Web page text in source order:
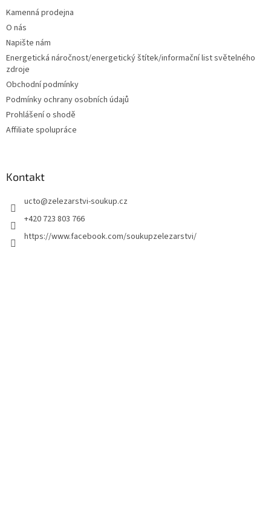
Kamenná prodejna
O nás
Napište nám
Energetická náročnost/energetický štítek/informační list světelného
zdroje
Obchodní podmínky
Podmínky ochrany osobních údajů
Prohlášení o shodě
Affiliate spolupráce
Kontakt
ucto@zelezarstvi-soukup.cz
+420 723 803 766
https://www.facebook.com/soukupzelezarstvi/